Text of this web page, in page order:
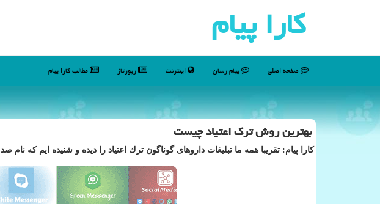
كارا پیام
صفحه اصلی پیام رسان اینترنت رپورتاژ مطالب كارا پیام
بهترین روش ترك اعتیاد چیست
كارا پیام: تقریبا همه ما تبلیغات داروهای گوناگون ترك اعتیاد را دیده و شنیده ایم كه